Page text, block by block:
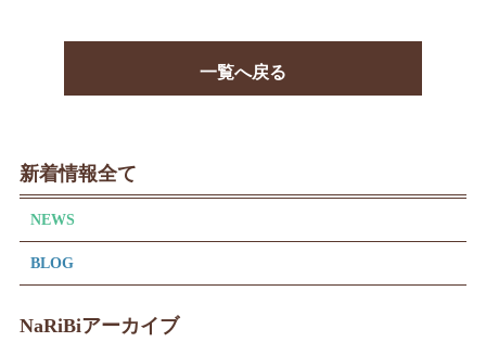
一覧へ戻る
新着情報全て
NEWS
BLOG
NaRiBiアーカイブ